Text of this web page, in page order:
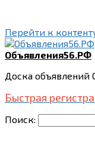
Перейти к
Объявления56.РФ
Доска объявлений
Быстрая
Поиск: